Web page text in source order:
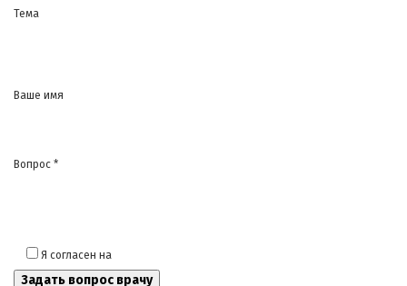
Тема
Ваше имя
Вопрос *
Я согласен на